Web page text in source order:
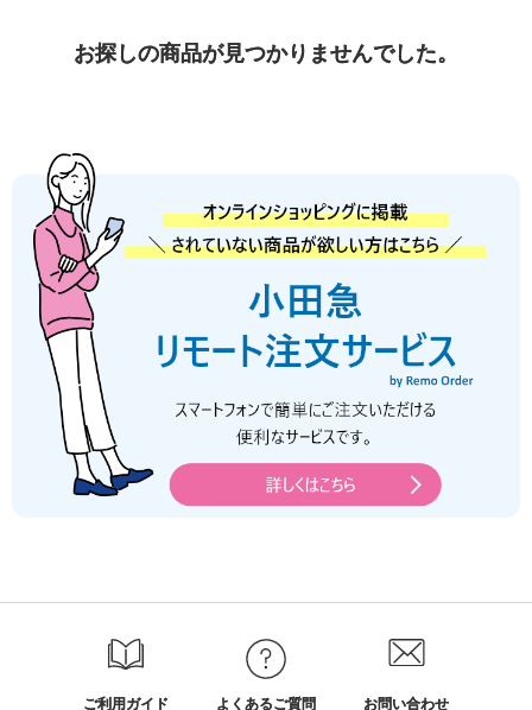
お探しの商品が見つかりませんでした。
ご利用ガイド よくあるご質問 お問い合わせ